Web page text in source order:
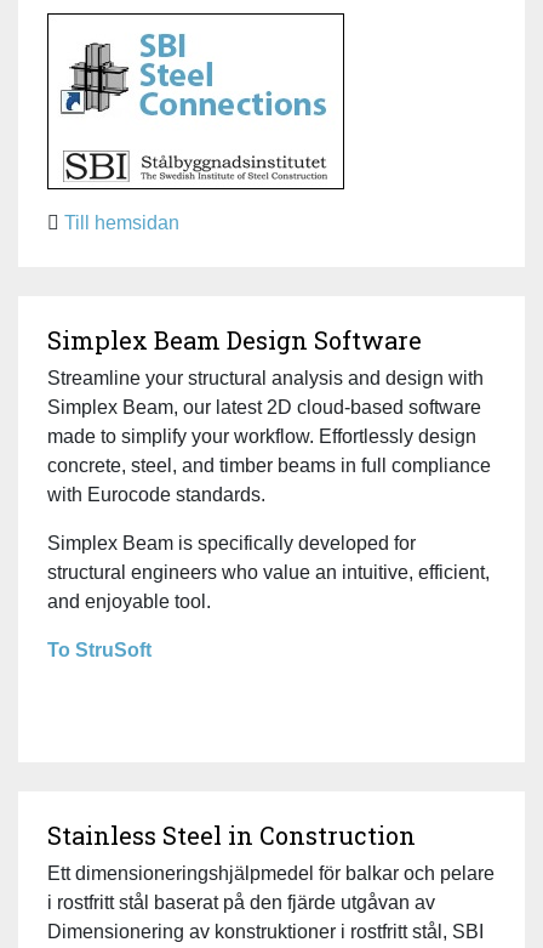
Till hemsidan
Simplex Beam Design Software
Streamline your structural analysis and design with
Simplex Beam, our latest 2D cloud-based software
made to simplify your workflow. Effortlessly design
concrete, steel, and timber beams in full compliance
with Eurocode standards.
Simplex Beam is specifically developed for
structural engineers who value an intuitive, efficient,
and enjoyable tool.
To StruSoft
Stainless Steel in Construction
Ett dimensioneringshjälpmedel för balkar och pelare
i rostfritt stål baserat på den fjärde utgåvan av
Dimensionering av konstruktioner i rostfritt stål, SBI